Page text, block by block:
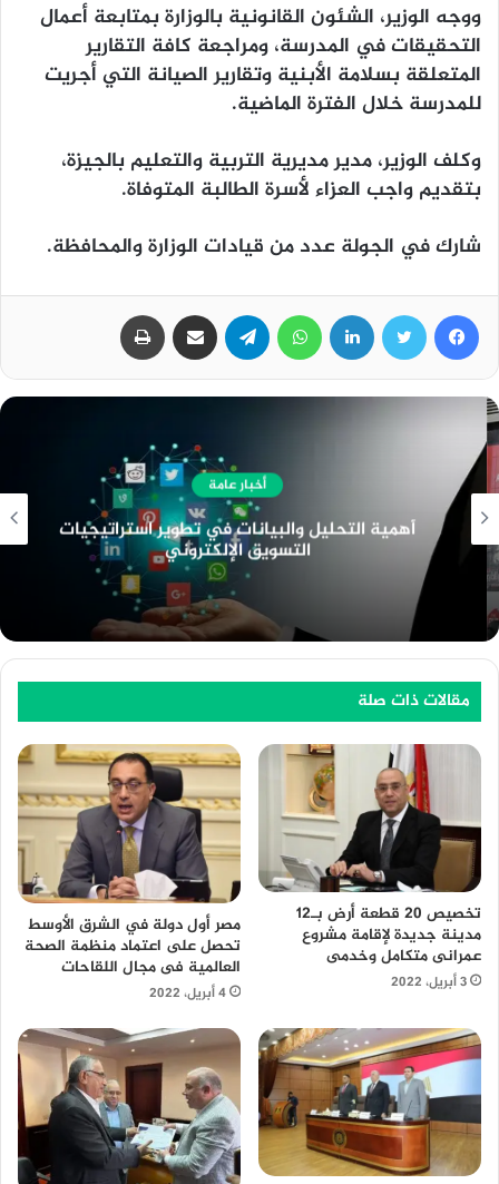
ووجه الوزير، الشئون القانونية بالوزارة بمتابعة أعمال
التحقيقات في المدرسة، ومراجعة كافة التقارير
المتعلقة بسلامة الأبنية وتقارير الصيانة التي أجريت
للمدرسة خلال الفترة الماضية.
وكلف الوزير، مدير مديرية التربية والتعليم بالجيزة،
بتقديم واجب العزاء لأسرة الطالبة المتوفاة.
شارك في الجولة عدد من قيادات الوزارة والمحافظة.
أخبار عامة
أهمية التحليل والبيانات في تطوير استراتيجيات
التسويق الإلكتروني
مقالات ذات صلة
تخصيص 20 قطعة أرض بـ12
مدينة جديدة لإقامة مشروع
عمرانى متكامل وخدمى
3 أبريل، 2022
مصر أول دولة في الشرق الأوسط
تحصل على اعتماد منظمة الصحة
العالمية فى مجال اللقاحات
4 أبريل، 2022